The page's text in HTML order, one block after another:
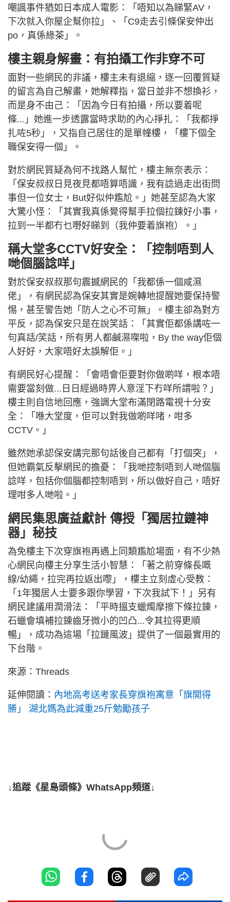
嘲諷事件猶如日本成人電影：「唔知以為睇緊AV，
下次就入你屋企幫你拉」、「C9走去引條保安仲出
po，真係綠茶」。
樓主親身解畫：有拍攝工作非穿不可
面對一些網民的非議，樓主未有退縮，逐一回覆質疑
的留言為自己解畫，她解釋指，當日並非不想換衫，
而是身不由己：「因為今日有拍攝，所以要着呢
條...」她進一步透露當時求助的內心掙扎：「我都掙
扎咗5秒」，又指自己居住的是單幢樓，「樓下個全
職保安得一個」。
對於網民質疑為何不找路人幫忙，樓主無奈表示：
「保安叔叔日見夜見都唔算唔識，我有諗過走出街問
事但一位女士，But好似仲尷尬。」她甚至認為大家
大驚小怪：「其實我真係覺得幫手拉個拉鍊好小事，
拉到一半都冇乜嘢好睇到（我仲要着旗袍）。」
稱大堂多CCTV好安全：「控制唔到人
哋個腦諗咩」
對於保安叔叔那句震撼網民的「我都係一個咸濕
佬」，有網民認為保安其實是婉轉地提醒她要保持警
惕，甚至警告她「防人之心不可無」。樓主卻為對方
平反，認為保安只是在說笑話：「其實佢都係講咗一
句真話/笑話，所有男人都鹹濕㗎啦，By the way佢個
人好好，大家唔好太誤解佢。」
有網民好心提醒：「會唔會佢要對你做啲咩，根本唔
需要當刻做...日日經過時畀人意淫下冇咩所謂啦？」
樓主則自信地回應，強調大堂布滿閉路電視十分安
全：「喺大堂度，佢可以對我做啲咩啫，咁多
CCTV。」
雖然她承認保安講完那句話後自己都有「打個突」，
但她霸氣反擊網民的擔憂：「我哋控制唔到人哋個腦
諗咩，包括你個腦都控制唔到，所以做好自己，唔好
理咁多人哋啦。」
網民集思廣益獻計 傳授「獨居拉鏈神
器」秘技
為免樓主下次穿旗袍再遇上同類尷尬場面，有不少熱
心網民向樓主分享生活小智慧：「著之前穿條長嘅
線/幼繩，拉完再拉返出嚟」，樓主立刻虛心受教：
「1年獨居人士要多跟你學習，下次我試下！」另有
網民建議用潤滑法：「平時搵支蠟燭摩擦下條拉錬，
石蠟會填補拉錬齒牙微小的凹凸...令其拉得更順
暢」，成功為這場「拉鏈風波」提供了一個最實用的
下台階。
來源：Threads
延伸閱讀： 內地高考送考家長穿旗袍寓意「旗開得
勝」 湖北媽為此減重25斤勉勵孩子
↓追蹤《星島頭條》WhatsApp頻道↓